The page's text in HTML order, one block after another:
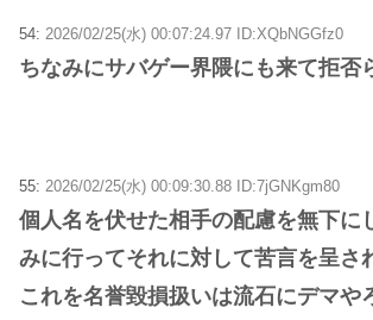
54: 2026/02/25(水) 00:07:24.97 ID:XQbNGGfz0
ちなみにサバゲー界隈にも来て拒否
55: 2026/02/25(水) 00:09:30.88 ID:7jGNKgm80
個人名を伏せた相手の配慮を無下に
みに行ってそれに対して苦言を呈さ
これを名誉毀損扱いは流石にデマや